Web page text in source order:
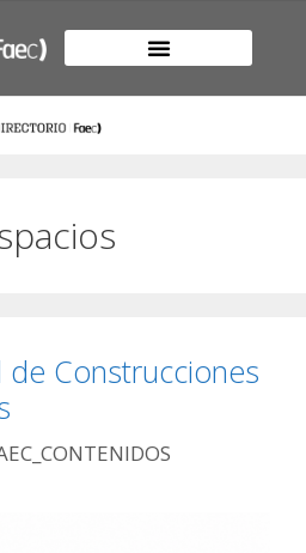
de Construcciones